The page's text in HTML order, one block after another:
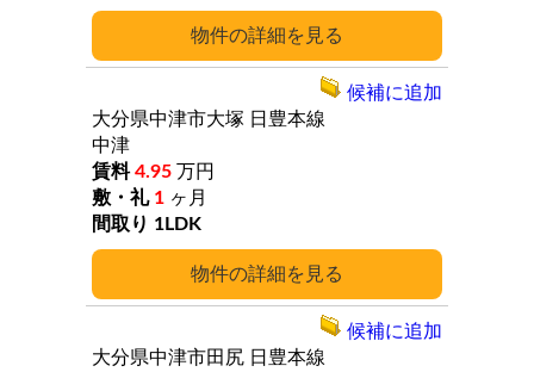
詳細
詳細
大分県中津市大塚 日豊本線
中津
4.95 万円
1 ヶ月
1LDK
候補に追加
大分県中津市田尻 日豊本線
候補に追加